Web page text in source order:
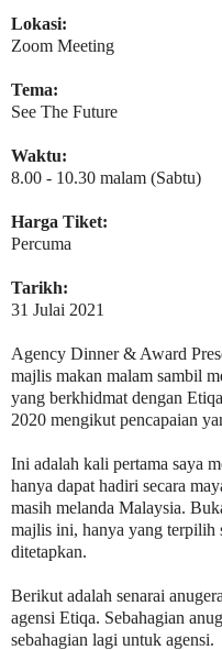
Lokasi:
Zoom Meeting
Tema:
See The Future
Waktu:
8.00 - 10.30 malam (Sabtu)
Harga Tiket:
Percuma
Tarikh:
31 Julai 2021
Agency Dinner & Award
majlis makan malam sambil
yang berkhidmat dengan
2020 mengikut pencapaian
Ini adalah kali pertama saya
hanya dapat hadiri secara
masih melanda Malaysia.
majlis ini, hanya yang terpilih
ditetapkan.
Berikut adalah senarai
agensi Etiqa. Sebahagian
sebahagian lagi untuk agensi.